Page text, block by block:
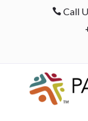
 Call